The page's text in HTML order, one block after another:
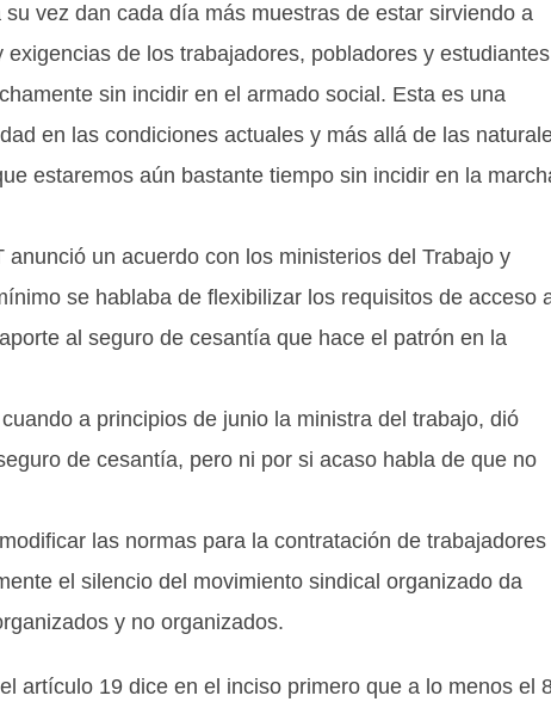
vez dan cada día más muestras de estar sirviendo a
de los trabajadores, pobladores y
sin incidir en el armado social. Esta es una
en las condiciones actuales y más allá de las
estaremos aún bastante tiempo sin incidir en la
un acuerdo con los ministerios del Trabajo y
se hablaba de flexibilizar los requisitos de acceso
al seguro de cesantía que hace el patrón en la
a principios de junio la ministra del trabajo, dió
de cesantía, pero ni por si acaso habla de que no
las normas para la contratación de trabajadores
el silencio del movimiento sindical organizado da
y no organizados.
artículo 19 dice en el inciso primero que a lo menos el